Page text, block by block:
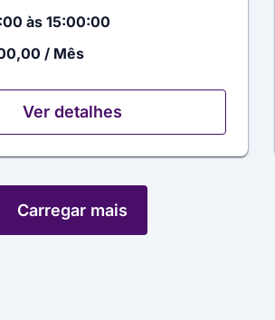
às 15:00:00
/ Mês
Ver detalhes
Carregar mais